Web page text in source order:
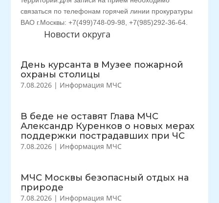
Новости округа
День курсанта в Музее пожарной
охраны столицы
7.08.2026 | Информация МЧС
В беде не оставят Глава МЧС
Александр Куренков о новых мерах
поддержки пострадавших при ЧС
7.08.2026 | Информация МЧС
МЧС Москвы безопасный отдых на
природе
7.08.2026 | Информация МЧС
связаться по телефонам горячей линии прокуратуры
ВАО г.Москвы: +7(499)748-09-98, +7(985)292-36-64.